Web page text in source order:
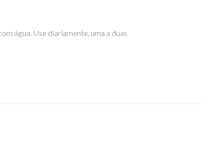
água. Use diariamente, uma a duas